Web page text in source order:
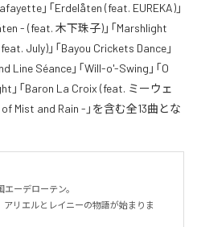
」「Erdelåten (feat. EUREKA)」
- (feat. 木下珠子)」「Marshlight
July)」「Bayou Crickets Dance」
Line Séance」「Will-o'-Swing」「O
」「Baron La Croix (feat. ミーウェ
Mist and Rain -」を含む全13曲とな
ーデローテン。
リエルとレイニーの物語が始まりま